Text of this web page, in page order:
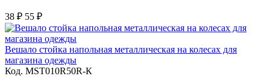
38 ₽ 55 ₽
Вешало стойка напольная металлическая на колесах для
магазина одежды
Код. MST010R50R-К